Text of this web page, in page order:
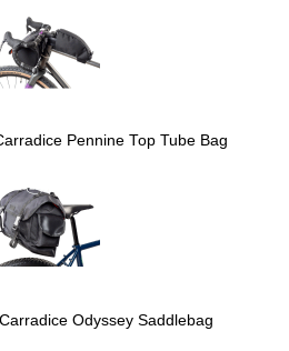
Pennine Top Tube Bag
Odyssey Saddlebag